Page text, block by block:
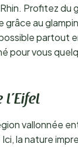
Profitez du
grâce au
partout
pour vous
l’Eifel
vallonnée
la nature